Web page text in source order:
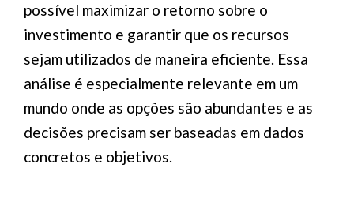
possível maximizar o retorno sobre o
investimento e garantir que os recursos
sejam utilizados de maneira eficiente. Essa
análise é especialmente relevante em um
mundo onde as opções são abundantes e as
decisões precisam ser baseadas em dados
concretos e objetivos.